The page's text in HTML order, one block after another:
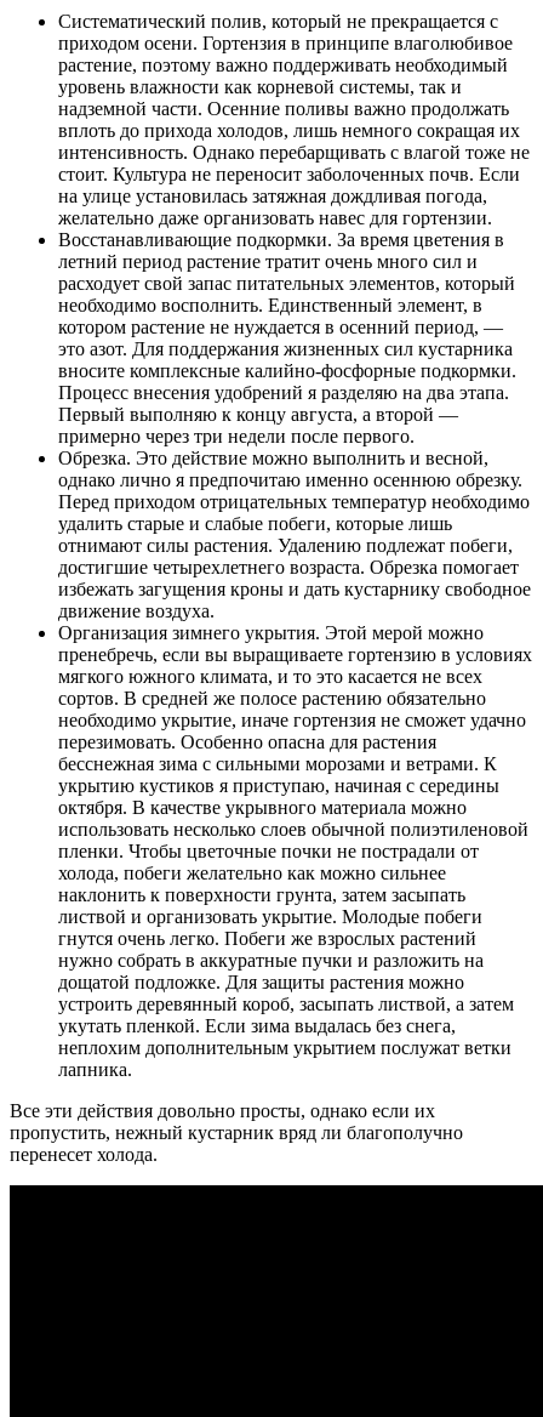
Систематический полив, который не прекращается с
приходом осени. Гортензия в принципе влаголюбивое
растение, поэтому важно поддерживать необходимый
уровень влажности как корневой системы, так и
надземной части. Осенние поливы важно продолжать
вплоть до прихода холодов, лишь немного сокращая их
интенсивность. Однако перебарщивать с влагой тоже не
стоит. Культура не переносит заболоченных почв. Если
на улице установилась затяжная дождливая погода,
желательно даже организовать навес для гортензии.
Восстанавливающие подкормки. За время цветения в
летний период растение тратит очень много сил и
расходует свой запас питательных элементов, который
необходимо восполнить. Единственный элемент, в
котором растение не нуждается в осенний период, —
это азот. Для поддержания жизненных сил кустарника
вносите комплексные калийно-фосфорные подкормки.
Процесс внесения удобрений я разделяю на два этапа.
Первый выполняю к концу августа, а второй —
примерно через три недели после первого.
Обрезка. Это действие можно выполнить и весной,
однако лично я предпочитаю именно осеннюю обрезку.
Перед приходом отрицательных температур необходимо
удалить старые и слабые побеги, которые лишь
отнимают силы растения. Удалению подлежат побеги,
достигшие четырехлетнего возраста. Обрезка помогает
избежать загущения кроны и дать кустарнику свободное
движение воздуха.
Организация зимнего укрытия. Этой мерой можно
пренебречь, если вы выращиваете гортензию в условиях
мягкого южного климата, и то это касается не всех
сортов. В средней же полосе растению обязательно
необходимо укрытие, иначе гортензия не сможет удачно
перезимовать. Особенно опасна для растения
бесснежная зима с сильными морозами и ветрами. К
укрытию кустиков я приступаю, начиная с середины
октября. В качестве укрывного материала можно
использовать несколько слоев обычной полиэтиленовой
пленки. Чтобы цветочные почки не пострадали от
холода, побеги желательно как можно сильнее
наклонить к поверхности грунта, затем засыпать
листвой и организовать укрытие. Молодые побеги
гнутся очень легко. Побеги же взрослых растений
нужно собрать в аккуратные пучки и разложить на
дощатой подложке. Для защиты растения можно
устроить деревянный короб, засыпать листвой, а затем
укутать пленкой. Если зима выдалась без снега,
неплохим дополнительным укрытием послужат ветки
лапника.
Все эти действия довольно просты, однако если их
пропустить, нежный кустарник вряд ли благополучно
перенесет холода.